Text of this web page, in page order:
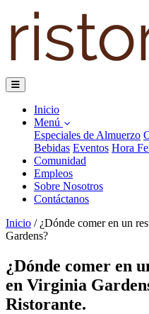
Inicio
Menú
Especiales de Almuerzo
Bebidas Eventos Hora
Comunidad
Empleos
Sobre Nosotros
Contáctanos
Inicio / ¿Dónde comer en un
Gardens?
¿Dónde comer en
en Virginia
Ristorante.